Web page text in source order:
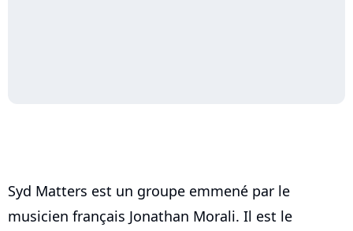
Syd Matters est un groupe emmené par le
musicien français Jonathan Morali. Il est le